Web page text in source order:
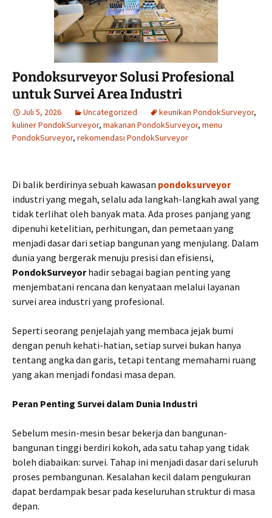
Pondoksurveyor Solusi Profesional
untuk Survei Area Industri
Juli 5, 2026 Uncategorized keunikan PondokSurveyor,
kuliner PondokSurveyor, makanan PondokSurveyor, menu
PondokSurveyor, rekomendasi PondokSurveyor
Di balik berdirinya sebuah kawasan pondoksurveyor
industri yang megah, selalu ada langkah-langkah awal yang
tidak terlihat oleh banyak mata. Ada proses panjang yang
dipenuhi ketelitian, perhitungan, dan pemetaan yang
menjadi dasar dari setiap bangunan yang menjulang. Dalam
dunia yang bergerak menuju presisi dan efisiensi,
PondokSurveyorhadir sebagai bagian penting yang
menjembatani rencana dan kenyataan melalui layanan
survei area industri yang profesional.
Seperti seorang penjelajah yang membaca jejak bumi
dengan penuh kehati-hatian, setiap survei bukan hanya
tentang angka dan garis, tetapi tentang memahami ruang
yang akan menjadi fondasi masa depan.
Peran Penting Survei dalam Dunia Industri
Sebelum mesin-mesin besar bekerja dan bangunan-
bangunan tinggi berdiri kokoh, ada satu tahap yang tidak
boleh diabaikan: survei. Tahap ini menjadi dasar dari seluruh
proses pembangunan. Kesalahan kecil dalam pengukuran
dapat berdampak besar pada keseluruhan struktur di masa
depan.